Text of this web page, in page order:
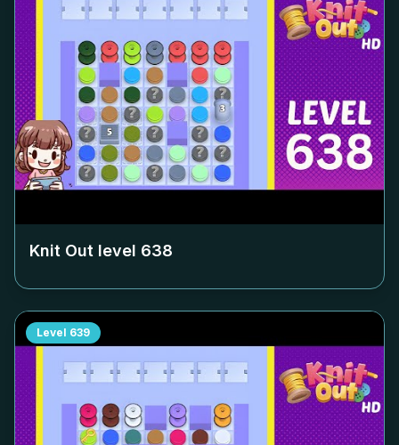
Knit Out level 638
Level 639